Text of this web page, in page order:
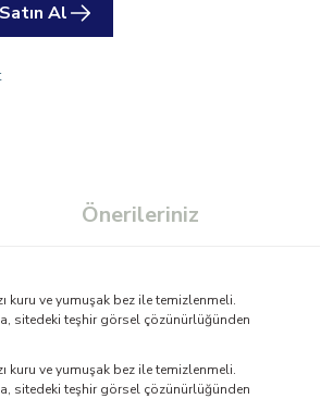
Al
Önerileriniz
kuru ve yumuşak bez ile temizlenmeli.
sitedeki teşhir görsel çözünürlüğünden
kuru ve yumuşak bez ile temizlenmeli.
sitedeki teşhir görsel çözünürlüğünden